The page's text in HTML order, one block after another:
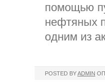
помощью
нефтяных
одним из
POSTED BYADMIN